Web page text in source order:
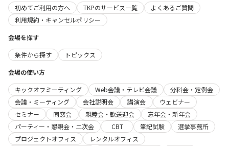
初めてご利用の方へ
TKPのサービス一覧
よくあるご質問
利用規約・キャンセルポリシー
会場を探す
条件から探す
トピックス
会場の使い方
キックオフミーティング
Web会議・テレビ会議
分科会・定例会
会議・ミーティング
会社説明会 講演会
ウェビナー
セミナー
同窓会 親睦会・歓送迎会
忘年会・新年会
パーティー・懇親会・二次会
CBT 筆記試験
選挙事務所
プロジェクトオフィス
レンタルオフィス